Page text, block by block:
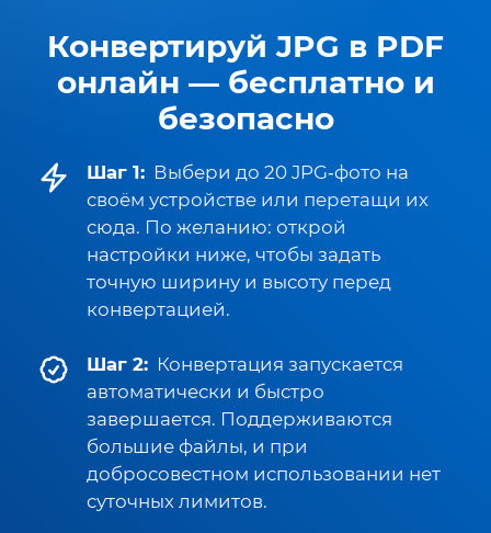
Конвертируй JPG в PDF
онлайн — бесплатно и
безопасно
Шаг 1: Выбери до 20 JPG‑фото на
своём устройстве или перетащи их
сюда. По желанию: открой
настройки ниже, чтобы задать
точную ширину и высоту перед
конвертацией.
Шаг 2: Конвертация запускается
автоматически и быстро
завершается. Поддерживаются
большие файлы, и при
добросовестном использовании нет
суточных лимитов.